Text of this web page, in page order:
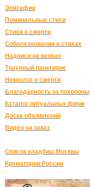
Эпитафии
Поминальные стихи
Стихи о смерти
Соболезнования в стихах
Надписи на венках
Траурный панегирик
Некролог о смерти
Благодарность за похороны
Каталог ритуальных фирм
Доска объявлений
Видео на заказ
Список кладбищ Москвы
Крематории России